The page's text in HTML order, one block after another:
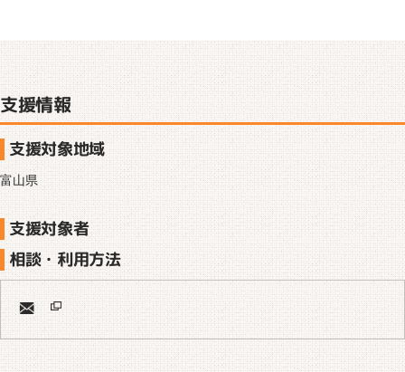
支援情報
支援対象地域
富山県
支援対象者
相談・利用方法